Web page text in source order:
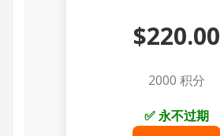
$220.00
2000 积分
✅ 永不过期